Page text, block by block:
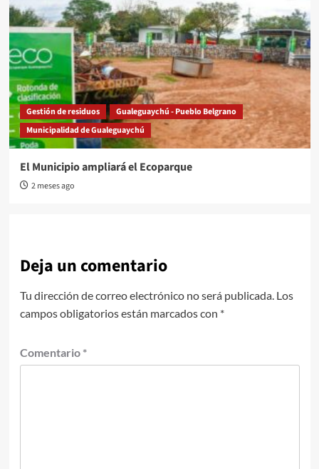
Gestión de residuos
Gualeguaychú - Pueblo Belgrano
Municipalidad de Gualeguaychú
El Municipio ampliará el Ecoparque
2 meses ago
Deja un comentario
Tu dirección de correo electrónico no será publicada. Los
campos obligatorios están marcados con *
Comentario *